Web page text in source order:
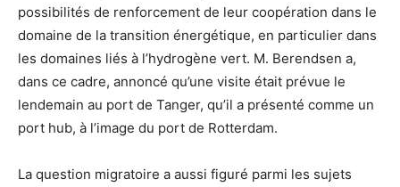
possibilités de renforcement de leur coopération dans le
domaine de la transition énergétique, en particulier dans
les domaines liés à l’hydrogène vert. M. Berendsen a,
dans ce cadre, annoncé qu’une visite était prévue le
lendemain au port de Tanger, qu’il a présenté comme un
port hub, à l’image du port de Rotterdam.
La question migratoire a aussi figuré parmi les sujets